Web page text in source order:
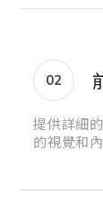
02
提供詳細
的視覺和